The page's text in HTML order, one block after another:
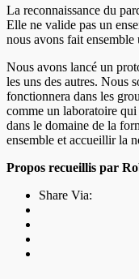
La reconnaissance du
Elle ne valide pas un
nous avons fait
Nous avons lancé un
les uns des autres. Nous
fonctionnera dans les
comme un laboratoire
dans le domaine de la
ensemble et accueillir la
Propos recueillis par
Share Via: